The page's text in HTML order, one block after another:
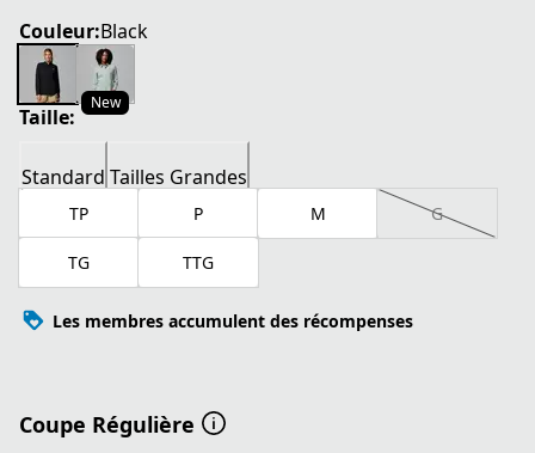
Couleur:Black
New
Taille:
Standard Tailles Grandes
TP P M G
TG TTG
Les membres accumulent des récompenses
Coupe Régulière